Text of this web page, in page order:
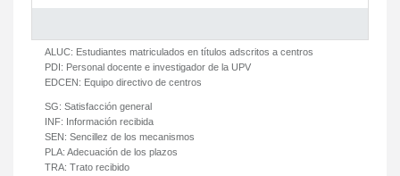
ALUC: Estudiantes matriculados en títulos adscritos a centros
PDI: Personal docente e investigador de la UPV
EDCEN: Equipo directivo de centros
SG: Satisfacción general
INF: Información recibida
SEN: Sencillez de los mecanismos
PLA: Adecuación de los plazos
TRA: Trato recibido